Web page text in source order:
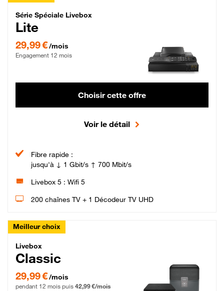
Série Spéciale Livebox Lite Fibre
Série Spéciale Livebox
Lite
29,99 €/mois
Engagement 12 mois
Choisir cette offre
Voir le détail
Fibre rapide :
jusqu'à ↓ 1 Gbit/s ↑ 700 Mbit/s
Livebox 5 : Wifi 5
200 chaînes TV + 1 Décodeur TV UHD
Meilleur choix
Livebox Classic Fibre
Livebox
Classic
29,99 € par mois pendant 12 mois puis 42,99 € par mois, Engagement 12 mois
29,99 €/mois
pendant 12 mois puis 42,99 €/mois